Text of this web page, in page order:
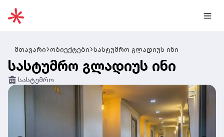
მთავარი ობიექტები სასტუმრო გლადიუს ინი
სასტუმრო გლადიუს ინი
სასტუმრო